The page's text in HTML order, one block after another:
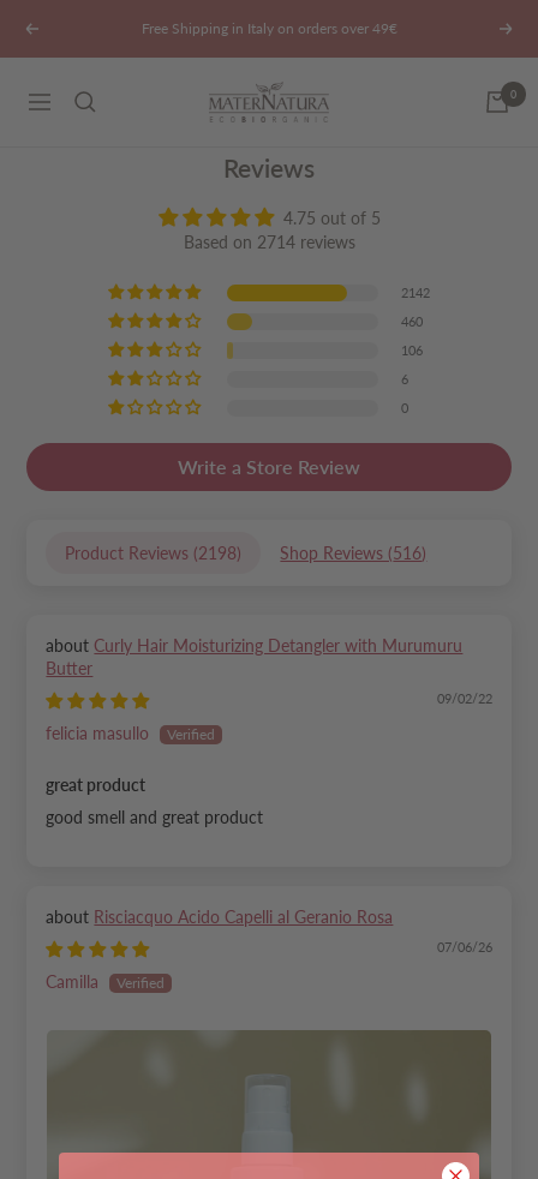
Previous Free Shipping in Italy on orders over 49€ Next
Navigation
Maternatura.it 0
Reviews
4.75 out of 5
Based on 2714 reviews
2142
460
106
6
0
Write a Store Review
Product Reviews (2198) Shop Reviews (516)
Curly Hair Moisturizing Detangler with Murumuru
Butter
09/02/22
felicia masullo
great product
good smell and great product
Risciacquo Acido Capelli al Geranio Rosa
07/06/26
Camilla